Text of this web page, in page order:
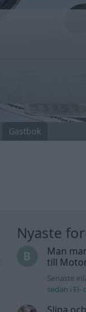
Gästbok
Nyaste
Man
till
Senaste
sedan i El-